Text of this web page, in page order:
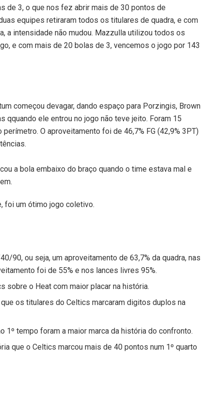
de 3, o que nos fez abrir mais de 30 pontos de
equipes retiraram todos os titulares de quadra, e com
a intensidade não mudou. Mazzulla utilizou todos os
e com mais de 20 bolas de 3, vencemos o jogo por 143
começou devagar, dando espaço para Porzingis, Brown
qquando ele entrou no jogo não teve jeito. Foram 15
O aproveitamento foi de 46,7% FG (42,9% 3PT)
a bola embaixo do braço quando o time estava mal e
foi um ótimo jogo coletivo.
90, ou seja, um aproveitamento de 63,7% da quadra, nas
foi de 55% e nos lances livres 95%.
sobre o Heat com maior placar na história.
que os titulares do Celtics marcaram digitos duplos na
1º tempo foram a maior marca da história do confronto.
que o Celtics marcou mais de 40 pontos num 1º quarto